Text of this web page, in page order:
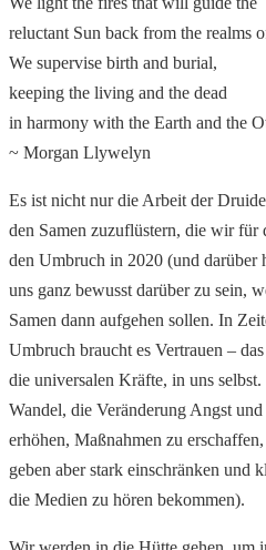
reluctant Sun back from the realms
We supervise birth and burial,
keeping the living and the dead
in harmony with the Earth and the
~ Morgan Llywelyn
Es ist nicht nur die Arbeit der
den Samen zuzuflüstern, die wir für
den Umbruch in 2020 (und darüber
uns ganz bewusst darüber zu sein,
Samen dann aufgehen sollen. In
Umbruch braucht es Vertrauen –
die universalen Kräfte, in uns
Wandel, die Veränderung Angst
erhöhen, Maßnahmen zu
geben aber stark einschränken und
die Medien zu hören bekommen).